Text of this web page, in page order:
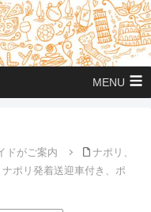
MENU
ドがご案内
ナポリ、
ナポリ発着送迎車付き、ポ